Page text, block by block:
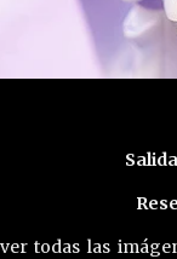
todas las